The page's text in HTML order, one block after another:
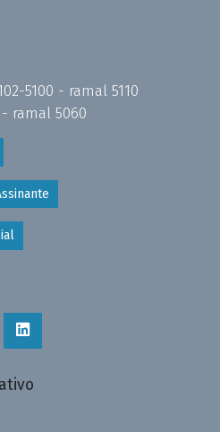
5100 - ramal 5110
- ramal 5060